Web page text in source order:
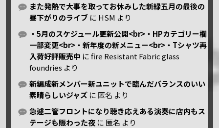
また発熱で大事を取ってお休みした新緑五月の最後の
昼下がりのライブ に HSM より
・5月のスケジュール更新公開<br>・HPカテゴリー欄
一部変更<br>・新年度の新メニュー<br>・Tシャツ再
入荷好評販売中 にfire Resistant Fabric glass
foundries より
新編成新メンバー新ユニットで臨んだバランスのいい
素晴らしいジャズ に 匿名 より
急遽二管フロントになり聴き応えある演奏に店内もス
テージも賑わった夜 に 匿名 より